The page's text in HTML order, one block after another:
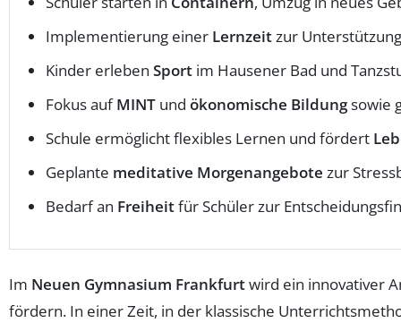
Implementierung einer Lernzeitzur
Kinder erleben Sport im Hausener Bad und
Fokus aufMINT und ökonomische Bildungsowie
Schule ermöglicht flexibles Lernen und fördert
Geplante meditative Morgenangebote zur
Bedarf an Freiheitfür Schüler zur
Im Neuen Gymnasium Frankfurtwird ein innovativer
fördern. In einer Zeit, in der klassische